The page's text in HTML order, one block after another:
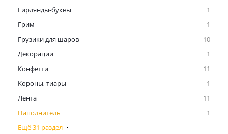
Гирлянды-буквы
1
Грим
1
Грузики для шаров
10
Декорации
1
Конфетти
11
Короны, тиары
1
Лента
11
Наполнитель
1
Ещё 31 раздел